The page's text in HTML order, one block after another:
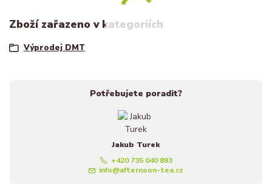
Zboží zařazeno v kategoriích
Výprodej DMT
Potřebujete poradit?
Jakub Turek
+420 735 040 893
info@afternoon-tea.cz